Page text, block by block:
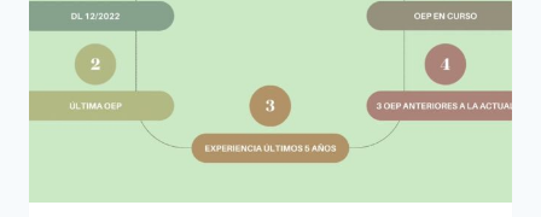
SU
PASO
PASO